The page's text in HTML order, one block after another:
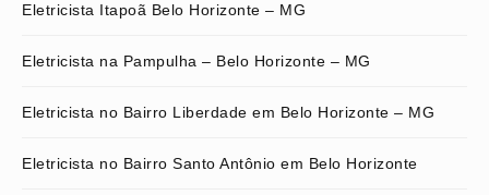
Eletricista Itapoã Belo Horizonte – MG
Eletricista na Pampulha – Belo Horizonte – MG
Eletricista no Bairro Liberdade em Belo Horizonte – MG
Eletricista no Bairro Santo Antônio em Belo Horizonte